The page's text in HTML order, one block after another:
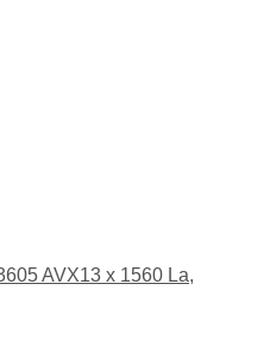
AVX13 x 1560 La,